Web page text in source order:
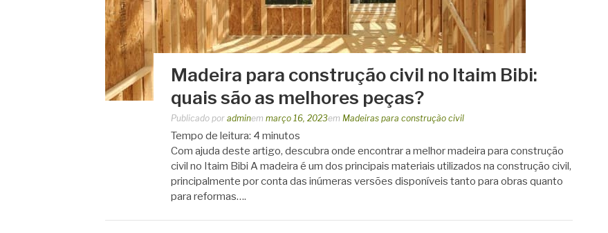
Madeira para construção civil no Itaim Bibi:
quais são as melhores peças?
Publicado por adminem março 16, 2023em Madeiras para construção civil
Tempo de leitura: 4 minutos
Com ajuda deste artigo, descubra onde encontrar a melhor madeira para construção
civil no Itaim Bibi A madeira é um dos principais materiais utilizados na construção civil,
principalmente por conta das inúmeras versões disponíveis tanto para obras quanto
para reformas….